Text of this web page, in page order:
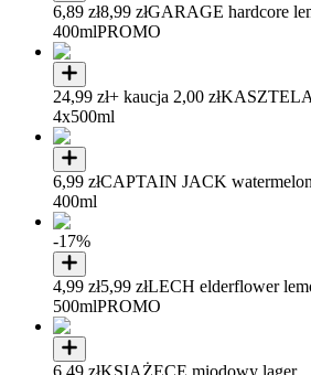
6,89 zł8,99 złGARAGE hardcore
400mlPROMO
24,99 zł+ kaucja 2,00 zł
4x500ml
6,99 złCAPTAIN JACK
400ml
-17%
4,99 zł5,99 złLECH elderflower
500mlPROMO
6,49 złKSIĄŻĘCE miodowy lager